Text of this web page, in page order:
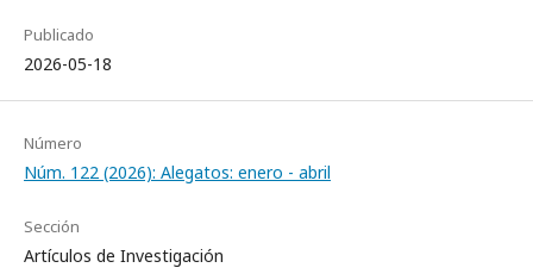
Publicado
2026-05-18
Número
Núm. 122 (2026): Alegatos: enero - abril
Sección
Artículos de Investigación